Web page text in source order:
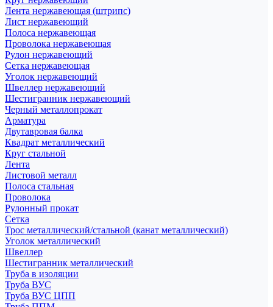
Лента нержавеющая (штрипс)
Лист нержавеющий
Полоса нержавеющая
Проволока нержавеющая
Рулон нержавеющий
Сетка нержавеющая
Уголок нержавеющий
Швеллер нержавеющий
Шестигранник нержавеющий
Черный металлопрокат
Арматура
Двутавровая балка
Квадрат металлический
Круг стальной
Лента
Листовой металл
Полоса стальная
Проволока
Рулонный прокат
Сетка
Трос металлический/стальной (канат металлический)
Уголок металлический
Швеллер
Шестигранник металлический
Труба в изоляции
Труба ВУС
Труба ВУС ЦПП